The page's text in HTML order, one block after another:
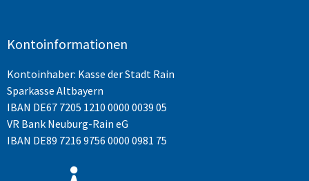
Kontoinformationen
Kontoinhaber: Kasse der Stadt Rain
Sparkasse Altbayern
IBAN DE67 7205 1210 0000 0039 05
VR Bank Neuburg-Rain eG
IBAN DE89 7216 9756 0000 0981 75